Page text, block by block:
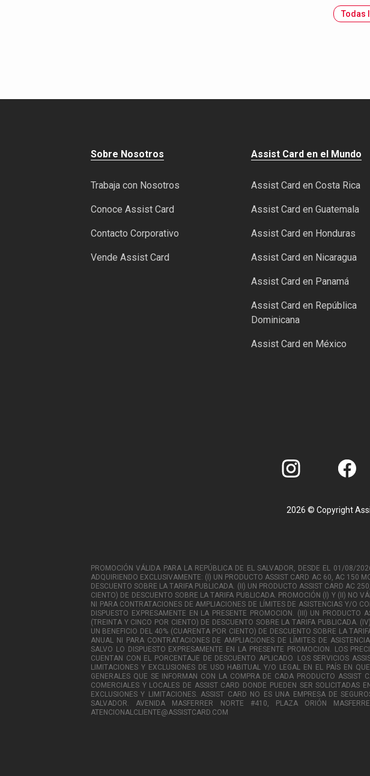
Todas
Sobre Nosotros
Trabaja con Nosotros
Conoce Assist Card
Contacto Corporativo
Vende Assist Card
Assist Card en el Mundo
Assist Card en Costa Rica
Assist Card en Guatemala
Assist Card en Honduras
Assist Card en Nicaragua
Assist Card en Panamá
Assist Card en República
Dominicana
Assist Card en México
2026 © Copyright
PROMOCIÓN VÁLIDA PARA LA REPÚBLICA DE EL SALVADOR, DESDE EL 01/08/
ADQUIRIENDO EXCLUSIVAMENTE: (I) UN PRODUCTO ASSIST CARD AC 60, AC 150
DESCUENTO SOBRE LA TARIFA PUBLICADA. (II) UN PRODUCTO ASSIST CARD AC
CIENTO) DE DESCUENTO SOBRE LA TARIFA PUBLICADA. PROMOCIÓN (I) Y (II) NO
NI PARA CONTRATACIONES DE AMPLIACIONES DE LÍMITES DE ASISTENCIAS Y/O
DISPUESTO EXPRESAMENTE EN LA PRESENTE PROMOCION. (III) UN
(TREINTA Y CINCO POR CIENTO) DE DESCUENTO SOBRE LA TARIFA PUBLICADA.
UN BENEFICIO DEL 40% (CUARENTA POR CIENTO) DE DESCUENTO SOBRE LA
ANUAL NI PARA CONTRATACIONES DE AMPLIACIONES DE LÍMITES DE
SALVO LO DISPUESTO EXPRESAMENTE EN LA PRESENTE PROMOCION. LOS
CUENTAN CON EL PORCENTAJE DE DESCUENTO APLICADO. LOS SERVICIOS
LIMITACIONES Y EXCLUSIONES DE USO HABITUAL Y/O LEGAL EN EL PAÍS EN
GENERALES QUE SE INFORMAN CON LA COMPRA DE CADA PRODUCTO
COMERCIALES Y LOCALES DE ASSIST CARD DONDE PUEDEN SER SOLICITADAS
EXCLUSIONES Y LIMITACIONES. ASSIST CARD NO ES UNA EMPRESA DE
SALVADOR. AVENIDA MASFERRER NORTE #410, PLAZA ORIÓN
ATENCIONALCLIENTE@ASSISTCARD.COM